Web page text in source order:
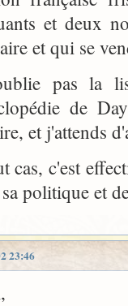
et deux
et qui se
pas la
de
et j'attends
cas, c'est
politique et
23:46